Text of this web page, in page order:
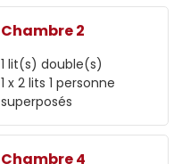
Chambre 2
1 lit(s) double(s)
1 x 2 lits 1 personne
superposés
Chambre 4